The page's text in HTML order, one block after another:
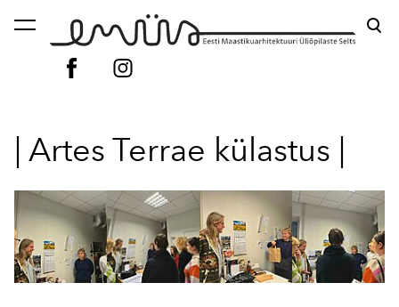
lisati ostukorvi. Vaata ostukorvi
| Artes Terrae külastus |